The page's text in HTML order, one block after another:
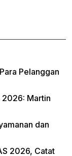
Pelanggan
2026: Martin
dan
2026, Catat